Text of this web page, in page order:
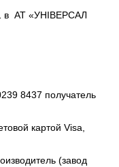
в АТ «УНІВЕРСАЛ
8437 получатель
картой Visa,
(завод